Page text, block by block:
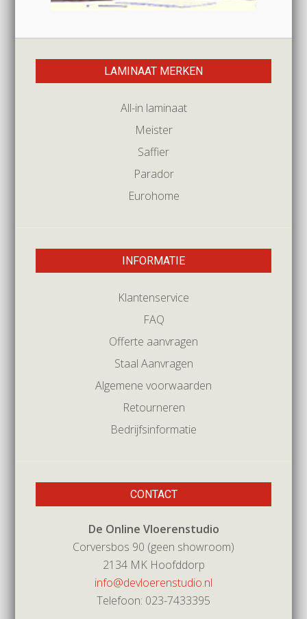
LAMINAAT MERKEN
All-in laminaat
Meister
Saffier
Parador
Eurohome
INFORMATIE
Klantenservice
FAQ
Offerte aanvragen
Staal Aanvragen
Algemene voorwaarden
Retourneren
Bedrijfsinformatie
CONTACT
De Online Vloerenstudio
Corversbos 90 (geen showroom)
2134 MK Hoofddorp
info@devloerenstudio.nl
Telefoon: 023-7433395